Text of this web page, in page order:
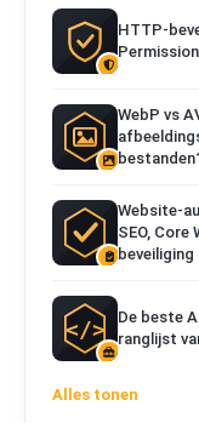
HTTP-
WebP vs
Website-
SEO, Core
beveiliging
De beste
ranglijst
Alles tonen